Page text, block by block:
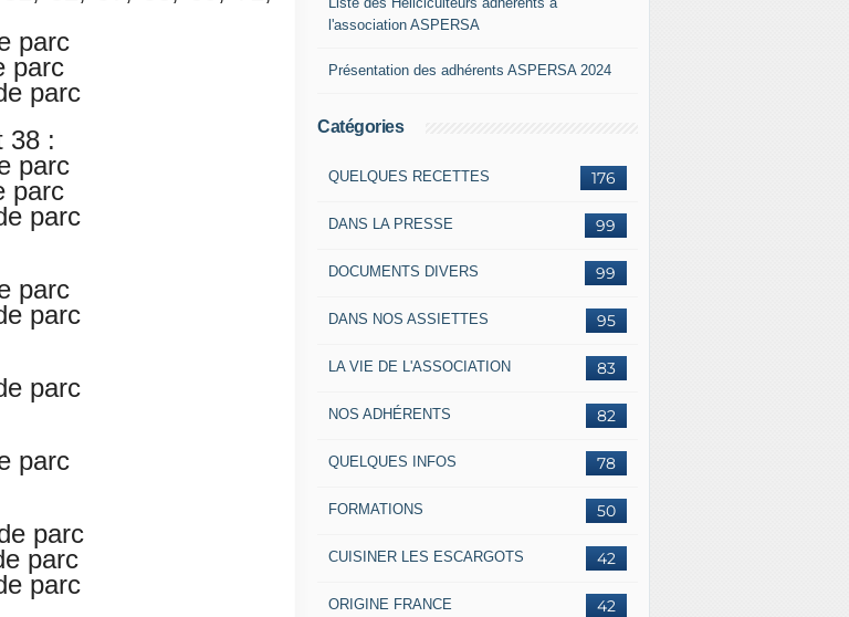
parc
parc
38 :
parc
parc
parc
parc
parc
parc
l'association ASPERSA
Présentation des adhérents ASPERSA 2024
Catégories
176
QUELQUES RECETTES
99
DANS LA PRESSE
99
DOCUMENTS DIVERS
95
DANS NOS ASSIETTES
83
LA VIE DE L'ASSOCIATION
82
NOS ADHÉRENTS
78
QUELQUES INFOS
50
FORMATIONS
42
CUISINER LES ESCARGOTS
42
ORIGINE FRANCE